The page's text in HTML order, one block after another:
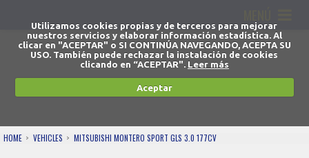
Utilizamos cookies propias y de terceros para mejorar
nuestros servicios y elaborar información estadística. Al
clicar en "ACEPTAR" o SI CONTINÚA NAVEGANDO, ACEPTA SU
USO. También puede rechazar la instalación de cookies
clicando en “ACEPTAR". Leer más
Aceptar
HOME VEHICLES MITSUBISHI MONTERO SPORT GLS 3.0 177CV